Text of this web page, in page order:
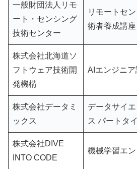
一般財団法人リモ
ート・センシング
技術センター
リモートセ
術者養成講座
株式会社北海道ソ
フトウェア技術開
発機構
AIエンジニア
株式会社データミ
ックス
データサイ
ス パートタ
株式会社DIVE
INTO CODE
機械学習エ